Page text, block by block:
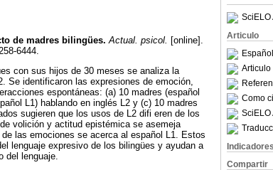
SciELO
Articulo
Articulo
Como
SciELO
Compartir
de madres bilingües. Actual. psicol. [online].
6444.
con sus hijos de 30 meses se analiza la
Se identificaron las expresiones de emoción,
espontáneas: (a) 10 madres (español
L1) hablando en inglés L2 y (c) 10 madres
sugieren que los usos de L2 difi eren de los
volición y actitud epistémica se asemeja
las emociones se acerca al español L1. Estos
lenguaje expresivo de los bilingües y ayudan a
del lenguaje.